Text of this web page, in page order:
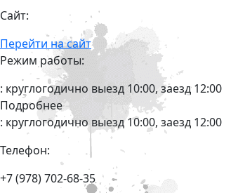
Сайт:
Перейти на сайт
Режим работы:
: круглогодично выезд 10:00, заезд 12:00
Подробнее
: круглогодично выезд 10:00, заезд 12:00
Телефон:
+7 (978) 702-68-35